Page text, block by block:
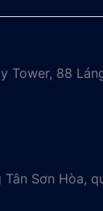
Tower, 88
Sơn Hòa,